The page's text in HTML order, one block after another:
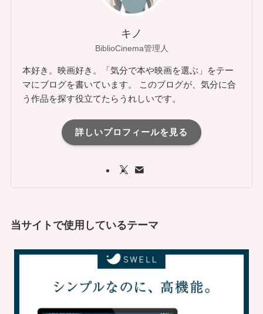
キノ
BiblioCinema管理人
本好き。映画好き。「気分で本や映画を選ぶ」をテー
マにブログを書いています。 このブログが、気分に合
う作品を探す役立てたらうれしいです。
詳しいプロフィールを見る
当サイトで使用しているテーマ